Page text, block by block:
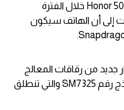
تستعد شركة Honor لإطلاق هاتف Honor 50 خلال الفترة
إلى أن الهاتف سيكون
من رقاقات المعالج
التي رصدت في تسريبات مؤخراً بنموذج رقم SM7325 والتي تنطلق